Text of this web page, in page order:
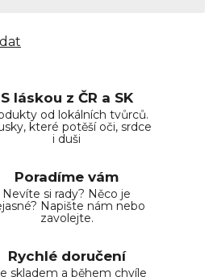
S láskou z ČR a SK
od lokálních tvůrců.
které potěší oči, srdce
i duši
Poradíme vám
Nevíte si rady? Něco je
Napište nám nebo
zavolejte.
Rychlé doručení
skladem a během chvíle